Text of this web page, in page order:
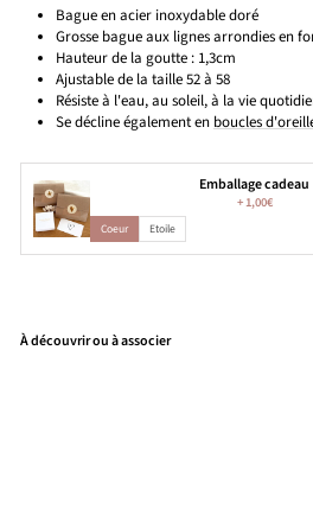
Bague en acier inoxydable doré
Grosse bague aux lignes arrondies en
Hauteur de la goutte : 1,3cm
Ajustable de la taille 52 à 58
Résiste à l'eau, au soleil, à la vie
Se décline également en boucles
Emballage cadeau
+1,00€
Coeur Etoile
À découvrir ou à associer